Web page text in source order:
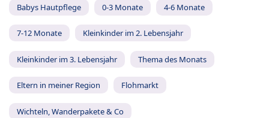
Babys Hautpflege 0-3 Monate 4-6 Monate
7-12 Monate Kleinkinder im 2. Lebensjahr
Kleinkinder im 3. Lebensjahr Thema des Monats
Eltern in meiner Region Flohmarkt
Wichteln, Wanderpakete & Co